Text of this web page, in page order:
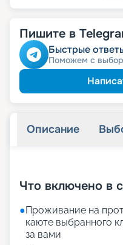
Пишите в
Быстрые
Поможем с
Описание
Что включено в
●Проживание на
каюте выбранного
за вами